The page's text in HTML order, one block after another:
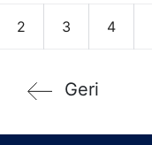
Sayfa
2 Sayfa
3 Sayfa
4
Geri